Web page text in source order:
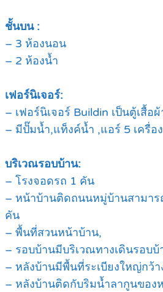
ชั้นบน :
– 3 ห้องนอน
– 2 ห้องน้ำ
เฟอร์นิเจอร์:
– เฟอร์นิเจอร์ Buildin เป็นตู้เสื้อ
– มีปั๊มน้ำ,แท็งค์น้ำ ,แอร์ 5 เครื่อง
บริเวณรอบบ้าน:
– โรงจอดรถ 1 คัน
– หน้าบ้านติดถนนหมู่บ้านสามาร
คัน
– พื้นที่สวนหน้าบ้าน,
– รอบบ้านมีบริเวณทางเดินรอบ
– หลังบ้านมีพื้นที่ระเบียงใหญ่กว้
– หลังบ้านติดกับริมน้ำลากูนของ